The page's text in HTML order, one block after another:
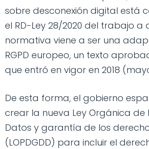
sobre desconexión digital está
el RD-Ley 28/2020 del trabajo a
normativa viene a ser una
RGPD europeo, un texto
que entró en vigor en 2018
De esta forma, el gobierno
crear la nueva Ley Orgánica de
Datos y garantía de los
(LOPDGDD) para incluir el